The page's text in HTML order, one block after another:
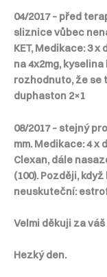
04/2017 – před
sliznice vůbec
KET, Medikace: 3
na 4x2mg,
rozhodnuto, že se
duphaston 2×1
08/2017 – stejný
mm. Medikace: 4 x
Clexan, dále
(100). Později,
neuskuteční:
Velmi děkuji za
Hezký den.